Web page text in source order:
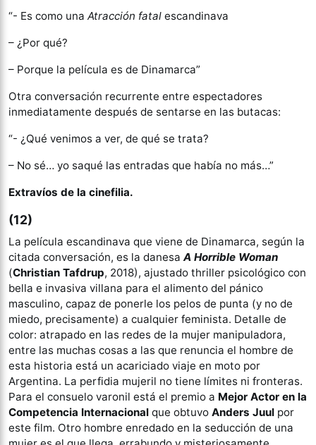
“- Es como una Atracción fatal escandinava
– ¿Por qué?
– Porque la película es de Dinamarca”
Otra conversación recurrente entre espectadores
inmediatamente después de sentarse en las butacas:
“- ¿Qué venimos a ver, de qué se trata?
– No sé… yo saqué las entradas que había no más…”
Extravíos de la cinefilia.
(12)
La película escandinava que viene de Dinamarca, según la
citada conversación, es la danesaA Horrible Woman
(Christian Tafdrup, 2018), ajustado thriller psicológico con
bella e invasiva villana para el alimento del pánico
masculino, capaz de ponerle los pelos de punta (y no de
miedo, precisamente) a cualquier feminista. Detalle de
color: atrapado en las redes de la mujer manipuladora,
entre las muchas cosas a las que renuncia el hombre de
esta historia está un acariciado viaje en moto por
Argentina. La perfidia mujeril no tiene límites ni fronteras.
Para el consuelo varonil está el premio a Mejor Actor en la
Competencia Internacional que obtuvo Anders Juul por
este film. Otro hombre enredado en la seducción de una